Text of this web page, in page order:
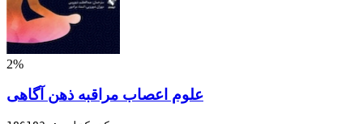
2%
علوم اعصاب مراقبه ذهن آگاهی